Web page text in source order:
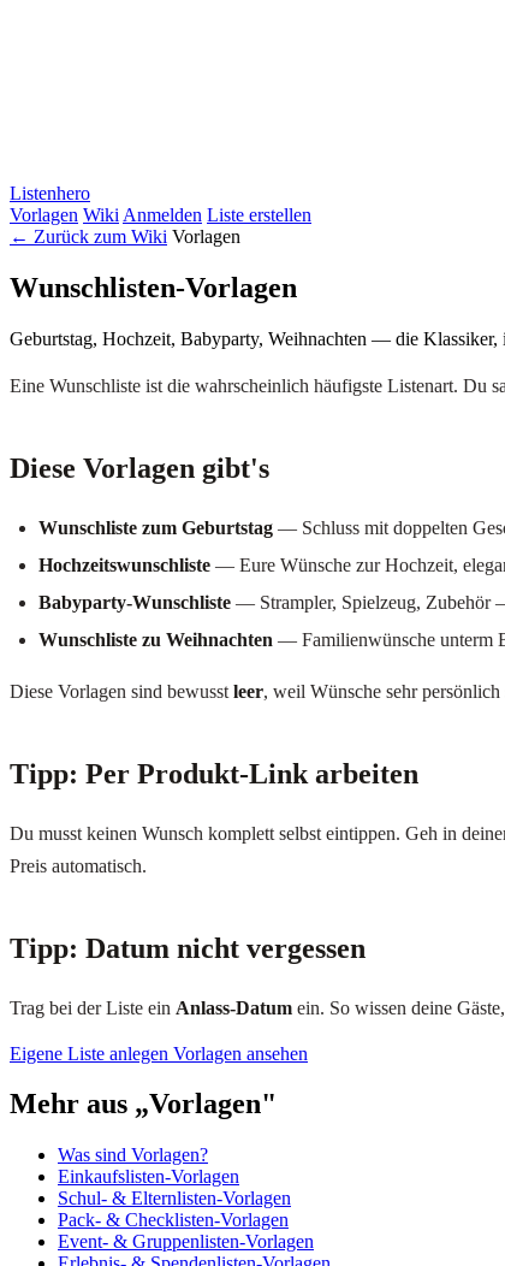
Listenhero
Vorlagen Wiki Anmelden Liste erstellen
← Zurück zum Wiki Vorlagen
Wunschlisten-Vorlagen
Geburtstag, Hochzeit, Babyparty, Weihnachten — die Klassiker,
Eine Wunschliste ist die wahrscheinlich häufigste Listenart. Du
Diese Vorlagen gibt's
Wunschliste zum Geburtstag — Schluss mit doppelten
Hochzeitswunschliste — Eure Wünsche zur Hochzeit,
Babyparty-Wunschliste — Strampler, Spielzeug, Zubehör
Wunschliste zu Weihnachten — Familienwünsche unterm
Diese Vorlagen sind bewusst leer, weil Wünsche sehr
Tipp: Per Produkt-Link arbeiten
Du musst keinen Wunsch komplett selbst eintippen. Geh in
Preis automatisch.
Tipp: Datum nicht vergessen
Trag bei der Liste ein Anlass-Datum ein. So wissen deine
Eigene Liste anlegen Vorlagen ansehen
Mehr aus „Vorlagen"
Was sind Vorlagen?
Einkaufslisten-Vorlagen
Schul- & Elternlisten-Vorlagen
Pack- & Checklisten-Vorlagen
Event- & Gruppenlisten-Vorlagen